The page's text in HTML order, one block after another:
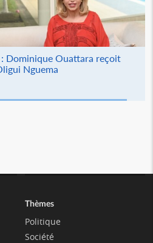
Dominique Ouattara reçoit
Nguema
Thèmes
Politique
Société